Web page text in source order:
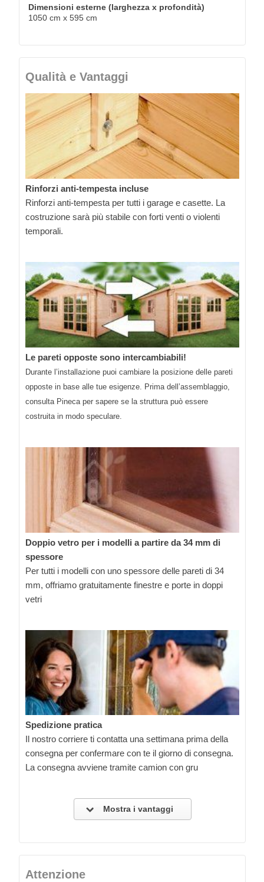
Dimensioni esterne (larghezza x profondità)
1050 cm x 595 cm
Qualità e Vantaggi
Rinforzi anti-tempesta incluse
Rinforzi anti-tempesta per tutti i garage e casette. La
costruzione sarà più stabile con forti venti o violenti
temporali.
Le pareti opposte sono intercambiabili!
Durante l’installazione puoi cambiare la posizione delle pareti
opposte in base alle tue esigenze. Prima dell’assemblaggio,
consulta Pineca per sapere se la struttura può essere
costruita in modo speculare.
Doppio vetro per i modelli a partire da 34 mm di
spessore
Per tutti i modelli con uno spessore delle pareti di 34
mm, offriamo gratuitamente finestre e porte in doppi
vetri
Spedizione pratica
Il nostro corriere ti contatta una settimana prima della
consegna per confermare con te il giorno di consegna.
La consegna avviene tramite camion con gru
Mostra i vantaggi
Attenzione